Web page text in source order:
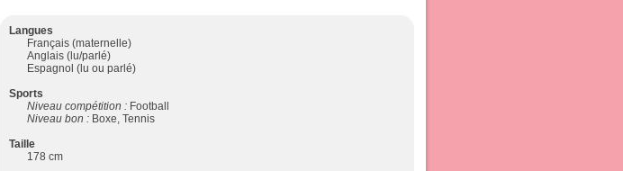
Langues
Français (maternelle)
Anglais (lu/parlé)
Espagnol (lu ou parlé)
Sports
Niveau compétition : Football
Niveau bon : Boxe, Tennis
Taille
178 cm